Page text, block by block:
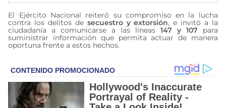
El Ejército Nacional reiteró su compromiso en la lucha
contra los delitos de secuestro y extorsión, e invitó a la
ciudadanía a comunicarse a las líneas 147 y 107 para
suministrar información que permita actuar de manera
oportuna frente a estos hechos.